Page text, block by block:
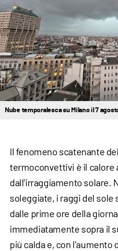
Nube temporalesca su Milano il 7
Il fenomeno scatenante
termoconvettivi è il calore
dall'irraggiamento solare.
soleggiate, i raggi del sole
dalle prime ore della
immediatamente sopra il
più calda e, con l'aumento